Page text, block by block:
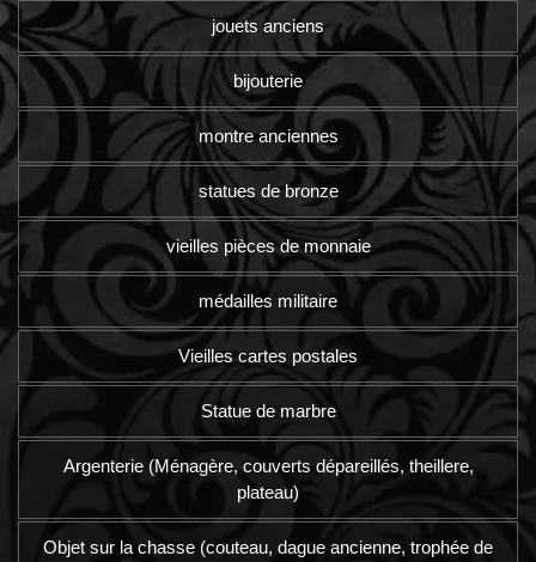
jouets anciens
bijouterie
montre anciennes
statues de bronze
vieilles pièces de monnaie
médailles militaire
Vieilles cartes postales
Statue de marbre
Argenterie (Ménagère, couverts dépareillés, theillere,
plateau)
Objet sur la chasse (couteau, dague ancienne, trophée de